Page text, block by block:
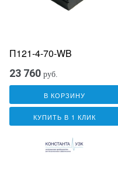
П121-4-70-WB
23 760 руб.
В КОРЗИНУ
КУПИТЬ В 1 КЛИК